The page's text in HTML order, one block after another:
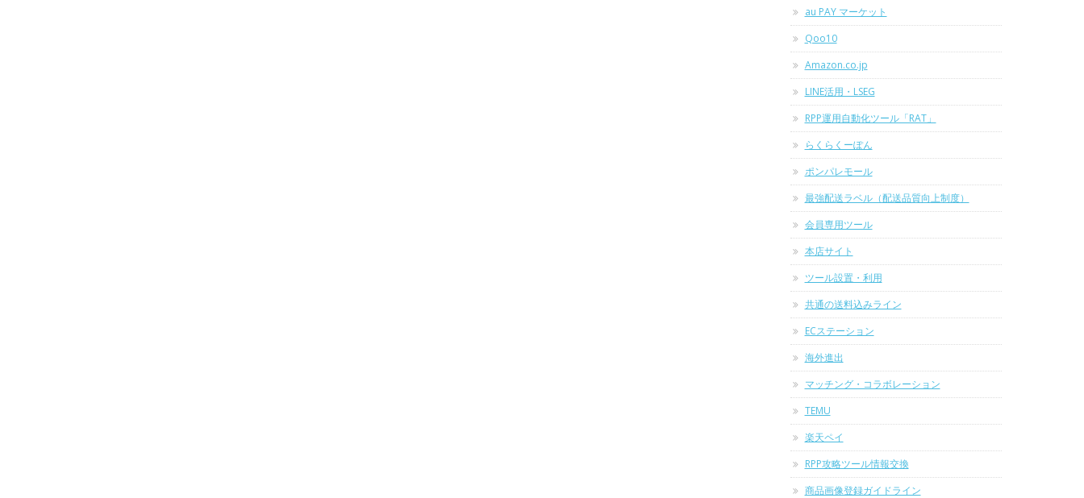
au PAY マーケット
Qoo10
Amazon.co.jp
LINE活用・LSEG
RPP運用自動化ツール「RAT」
らくらくーぽん
ポンパレモール
最強配送ラベル（配送品質向上制度）
会員専用ツール
本店サイト
ツール設置・利用
共通の送料込みライン
ECステーション
海外進出
マッチング・コラボレーション
TEMU
楽天ペイ
RPP攻略ツール情報交換
商品画像登録ガイドライン